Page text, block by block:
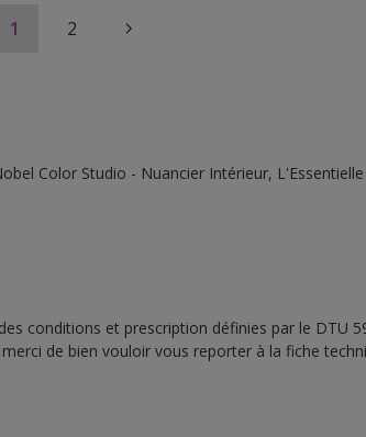
1 2
Color Studio - Nuancier Intérieur,
conditions et prescription définies par le DTU
de bien vouloir vous reporter à la fiche